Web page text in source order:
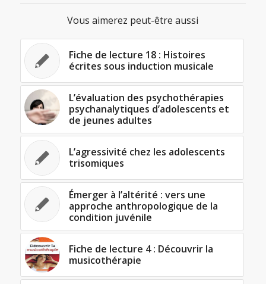
Vous aimerez peut-être aussi
Fiche de lecture 18 : Histoires
écrites sous induction musicale
L’évaluation des psychothérapies
psychanalytiques d’adolescents et
de jeunes adultes
L’agressivité chez les adolescents
trisomiques
Émerger à l’altérité : vers une
approche anthropologique de la
condition juvénile
Fiche de lecture 4 : Découvrir la
musicothérapie